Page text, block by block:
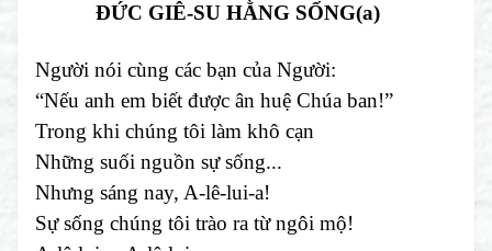
ĐỨC GIÊ-SU HẰNG SỐNG(a)
Người nói cùng các bạn của Người:
“Nếu anh em biết được ân huệ Chúa ban!”
Trong khi chúng tôi làm khô cạn
Những suối nguồn sự sống...
Nhưng sáng nay, A-lê-lui-a!
Sự sống chúng tôi trào ra từ ngôi mộ!